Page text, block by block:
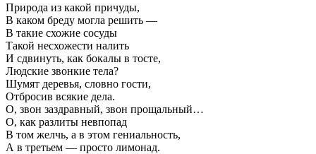
Природа из какой причуды,
В каком бреду могла решить —
В такие схожие сосуды
Такой несхожести налить
И сдвинуть, как бокалы в тосте,
Людские звонкие тела?
Шумят деревья, словно гости,
Отбросив всякие дела.
О, звон заздравный, звон прощальный…
О, как разлиты невпопад
В том желчь, а в этом гениальность,
А в третьем — просто лимонад.